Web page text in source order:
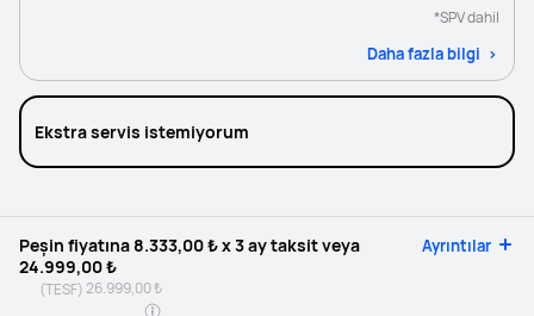
*SPV dahil
Daha fazla bilgi
Ekstra servis istemiyorum
Peşin fiyatına8.333,00 ₺
x 3 ay taksit veya
24.999,00 ₺
Ayrıntılar
(TESF)26.999,00 ₺